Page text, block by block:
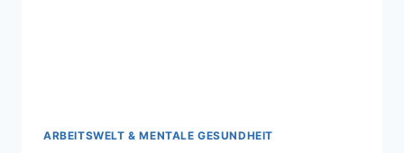
ARBEITSWELT & MENTALE GESUNDHEIT